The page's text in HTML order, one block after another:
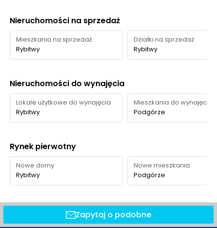
Nieruchomości na sprzedaż
Mieszkania na sprzedaż
Rybitwy
Działki na sprzedaż
Rybitwy
Nieruchomości do wynajęcia
Lokale użytkowe do wynajęcia
Rybitwy
Mieszkania do wynajęcia
Podgórze
Rynek pierwotny
Nowe domy
Rybitwy
Nowe mieszkania
Podgórze
Zapytaj o podobne